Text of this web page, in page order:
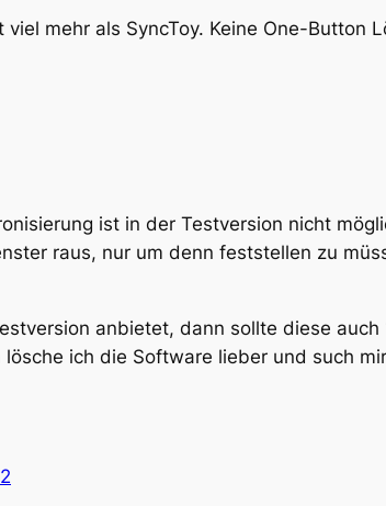
mehr als SyncToy. Keine One-Button
ist in der Testversion nicht
raus, nur um denn feststellen zu
anbietet, dann sollte diese
ich die Software lieber und such